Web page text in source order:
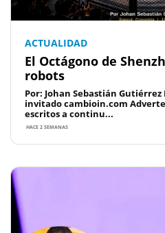
ACTUALIDAD
El Octágono de
robots
Por: Johan Sebastián
invitado cambioin.com
escritos a continu...
HACE 2 SEMANAS